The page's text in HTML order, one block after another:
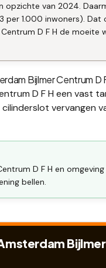
opzichte van 2024.
per 1.000 inwoners).
D F H de moeite
Bijlmer Centrum D
D F H een vast
cilinderslot vervangen
D F H en
bellen.
Bijlmer